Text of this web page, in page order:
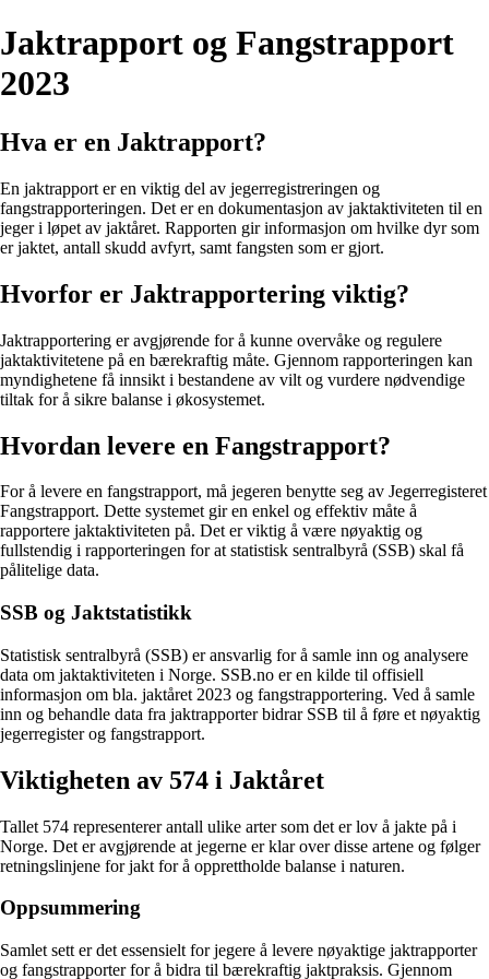
Jaktrapport og Fangstrapport
2023
Hva er en Jaktrapport?
En jaktrapport er en viktig del av jegerregistreringen og
fangstrapporteringen. Det er en dokumentasjon av jaktaktiviteten til en
jeger i løpet av jaktåret. Rapporten gir informasjon om hvilke dyr som
er jaktet, antall skudd avfyrt, samt fangsten som er gjort.
Hvorfor er Jaktrapportering viktig?
Jaktrapportering er avgjørende for å kunne overvåke og regulere
jaktaktivitetene på en bærekraftig måte. Gjennom rapporteringen kan
myndighetene få innsikt i bestandene av vilt og vurdere nødvendige
tiltak for å sikre balanse i økosystemet.
Hvordan levere en Fangstrapport?
For å levere en fangstrapport, må jegeren benytte seg av Jegerregisteret
Fangstrapport. Dette systemet gir en enkel og effektiv måte å
rapportere jaktaktiviteten på. Det er viktig å være nøyaktig og
fullstendig i rapporteringen for at statistisk sentralbyrå (SSB) skal få
pålitelige data.
SSB og Jaktstatistikk
Statistisk sentralbyrå (SSB) er ansvarlig for å samle inn og analysere
data om jaktaktiviteten i Norge. SSB.no er en kilde til offisiell
informasjon om bla. jaktåret 2023 og fangstrapportering. Ved å samle
inn og behandle data fra jaktrapporter bidrar SSB til å føre et nøyaktig
jegerregister og fangstrapport.
Viktigheten av 574 i Jaktåret
Tallet 574 representerer antall ulike arter som det er lov å jakte på i
Norge. Det er avgjørende at jegerne er klar over disse artene og følger
retningslinjene for jakt for å opprettholde balanse i naturen.
Oppsummering
Samlet sett er det essensielt for jegere å levere nøyaktige jaktrapporter
og fangstrapporter for å bidra til bærekraftig jaktpraksis. Gjennom